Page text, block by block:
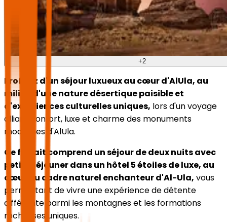
+2
Profitez d'un séjour luxueux au cœur d'AlUla, au
milieu d'une nature désertique paisible et
d'expériences culturelles uniques, lors d'un voyage
alliant confort, luxe et charme des monuments
modernes d'AlUla.
Ce forfait comprend un séjour de deux nuits avec
petit-déjeuner dans un hôtel 5 étoiles de luxe, au
cœur du cadre naturel enchanteur d'Al-Ula, vous
permettant de vivre une expérience de détente
différente parmi les montagnes et les formations
rocheuses uniques.